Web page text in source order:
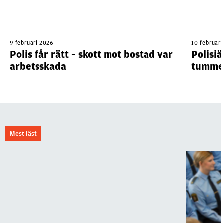
9 februari 2026
Polis får rätt – skott mot bostad var
arbetsskada
10
Mest läst